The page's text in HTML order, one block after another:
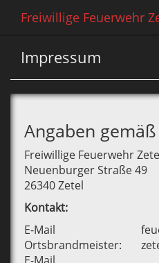
Freiwillige Feuerwehr
Impressum
Angaben gemäß
Freiwillige Feuerwehr
Neuenburger Straße 49
26340 Zetel
Kontakt:
E-Mail
Ortsbrandmeister: